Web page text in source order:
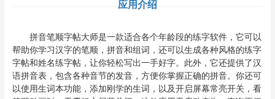
应用介绍
拼音笔顺字帖大师是一款适合各个年龄段的练字软件，它可以
帮助你学习汉字的笔顺，拼音和组词，还可以生成各种风格的练字
字帖和姓名练字帖，让你轻松写出一手好字。此外，它还提供了汉
语拼音表，包含各种音节的发音，方便你掌握正确的拼音。你还可
以使用生词本功能，添加刚学的生词，以及开启屏幕常亮开关，看